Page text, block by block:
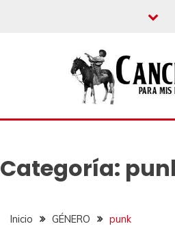
MIS
Categoría:
Inicio GÉNERO punk